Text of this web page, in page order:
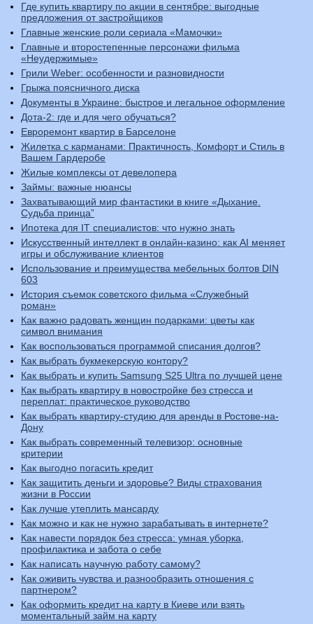
Где купить квартиру по акции в сентябре: выгодные
предложения от застройщиков
Главные женские роли сериала «Мамочки»
Главные и второстепенные персонажи фильма
«Неудержимые»
Грили Weber: особенности и разновидности
Грыжа поясничного диска
Документы в Украине: быстрое и легальное оформление
Дота-2: где и для чего обучаться?
Евроремонт квартир в Барселоне
Жилетка с карманами: Практичность, Комфорт и Стиль в
Вашем Гардеробе
Жилые комплексы от девелопера
Займы: важные нюансы
Захватывающий мир фантастики в книге «Дыхание.
Судьба принца”
Ипотека для IT специалистов: что нужно знать
Искусственный интеллект в онлайн-казино: как AI меняет
игры и обслуживание клиентов
Использование и преимущества мебельных болтов DIN
603
История съемок советского фильма «Служебный
роман»
Как важно радовать женщин подарками: цветы как
символ внимания
Как воспользоваться программой списания долгов?
Как выбрать букмекерскую контору?
Как выбрать и купить Samsung S25 Ultra по лучшей цене
Как выбрать квартиру в новостройке без стресса и
переплат: практическое руководство
Как выбрать квартиру-студию для аренды в Ростове-на-
Дону
Как выбрать современный телевизор: основные
критерии
Как выгодно погасить кредит
Как защитить деньги и здоровье? Виды страхования
жизни в России
Как лучше утеплить мансарду
Как можно и как не нужно зарабатывать в интернете?
Как навести порядок без стресса: умная уборка,
профилактика и забота о себе
Как написать научную работу самому?
Как оживить чувства и разнообразить отношения с
партнером?
Как оформить кредит на карту в Киеве или взять
моментальный займ на карту